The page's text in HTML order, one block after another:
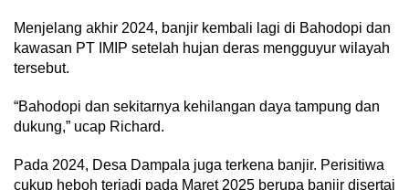
Menjelang akhir 2024, banjir kembali lagi di Bahodopi dan
kawasan PT IMIP setelah hujan deras mengguyur wilayah
tersebut.
“Bahodopi dan sekitarnya kehilangan daya tampung dan
dukung,” ucap Richard.
Pada 2024, Desa Dampala juga terkena banjir. Perisitiwa
cukup heboh terjadi pada Maret 2025 berupa banjir disertai